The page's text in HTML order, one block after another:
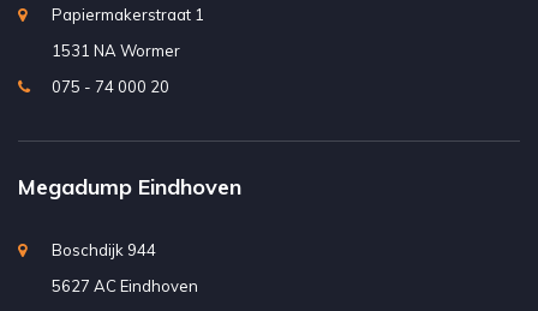
Papiermakerstraat 1
1531 NA Wormer
075 - 74 000 20
Megadump Eindhoven
Boschdijk 944
5627 AC Eindhoven